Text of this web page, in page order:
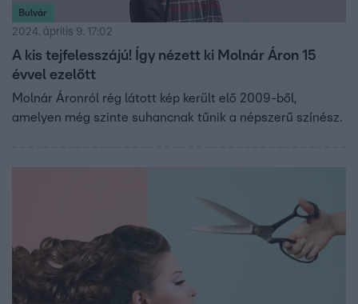
Bulvár
2024. április 9. 17:02
A kis tejfelesszájú! Így nézett ki Molnár Áron 15
évvel ezelőtt
Molnár Áronról rég látott kép került elő 2009-ből,
amelyen még szinte suhancnak tűnik a népszerű színész.